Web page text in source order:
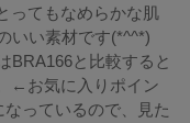
ってもなめらかな肌
いい素材です(*^^*)
BRA166と比較すると
←お気に入りポイン
っているので、見た